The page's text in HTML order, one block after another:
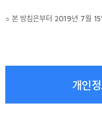
○ 본 방침은부터 2019년 7월 15
개인